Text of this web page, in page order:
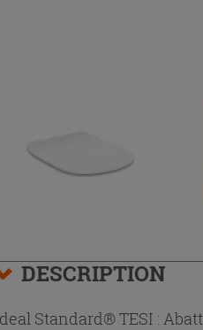
DESCRIPTION
Standard® TESI :